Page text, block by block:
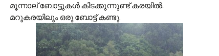
മൂന്നാല് ബോട്ടുകള്‍ കിടക്കുന്നുണ്ട് കരയില്‍.
മറുകരയിലും ഒരു ബോട്ട് കണ്ടു.